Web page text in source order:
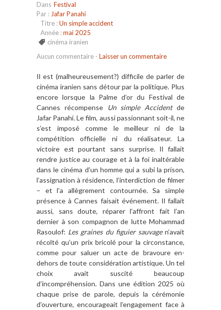
Dans Festival
Par : Jafar Panahi
Titre :Un simple accident
Année :mai 2025
cinéma iranien
Aucun commentaire - Laisser un commentaire
Il est (malheureusement?) difficile de parler de
cinéma iranien sans détour par la politique. Plus
encore lorsque la Palme d’or du Festival de
Cannes récompense
Un simple Accidentde
Jafar Panahi.Le film, aussi passionnant soit-il, ne
s’est imposé comme le meilleur ni de la
compétition officielle ni du réalisateur. La
victoire est pourtant sans surprise. Il fallait
rendre justice au courage et à la foi inaltérable
dans le cinéma d’un homme qui a subi la prison,
l’assignation à résidence, l’interdiction de filmer
– et l’a allègrement contournée. Sa simple
présence à Cannes faisait événement. Il fallait
aussi, sans doute, réparer l’affront fait l’an
dernier à son compagnon de lutte Mohammad
Rasoulof: Les graines du figuier sauvagen’avait
récolté qu’un prix bricolé pour la circonstance,
comme pour saluer un acte de bravoure en-
dehors de toute considération artistique. Un tel
choix avait suscité beaucoup
d’incompréhension. Dans une édition 2025 où
chaque prise de parole, depuis la cérémonie
d’ouverture, encourageait l’engagement face à